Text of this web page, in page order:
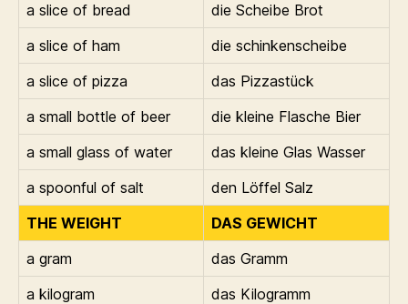
a slice of bread
die Scheibe Brot
a slice of ham
die schinkenscheibe
a slice of pizza
das Pizzastück
a small bottle of beer
die kleine Flasche Bier
a small glass of water
das kleine Glas Wasser
a spoonful of salt
den Löffel Salz
THE WEIGHT
DAS GEWICHT
a gram
das Gramm
a kilogram
das Kilogramm